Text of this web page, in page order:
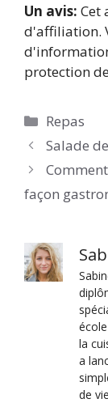
Un avis: Cet
d'affiliation.
protection
Catégories
Repas
Salade
façon
la
a
de